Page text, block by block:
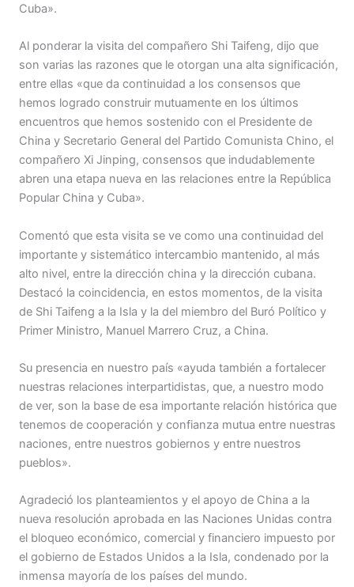
Cuba».
Al ponderar la visita del compañero Shi Taifeng, dijo que
son varias las razones que le otorgan una alta significación,
entre ellas «que da continuidad a los consensos que
hemos logrado construir mutuamente en los últimos
encuentros que hemos sostenido con el Presidente de
China y Secretario General del Partido Comunista Chino, el
compañero Xi Jinping, consensos que indudablemente
abren una etapa nueva en las relaciones entre la República
Popular China y Cuba».
Comentó que esta visita se ve como una continuidad del
importante y sistemático intercambio mantenido, al más
alto nivel, entre la dirección china y la dirección cubana.
Destacó la coincidencia, en estos momentos, de la visita
de Shi Taifeng a la Isla y la del miembro del Buró Político y
Primer Ministro, Manuel Marrero Cruz, a China.
Su presencia en nuestro país «ayuda también a fortalecer
nuestras relaciones interpartidistas, que, a nuestro modo
de ver, son la base de esa importante relación histórica que
tenemos de cooperación y confianza mutua entre nuestras
naciones, entre nuestros gobiernos y entre nuestros
pueblos».
Agradeció los planteamientos y el apoyo de China a la
nueva resolución aprobada en las Naciones Unidas contra
el bloqueo económico, comercial y financiero impuesto por
el gobierno de Estados Unidos a la Isla, condenado por la
inmensa mayoría de los países del mundo.